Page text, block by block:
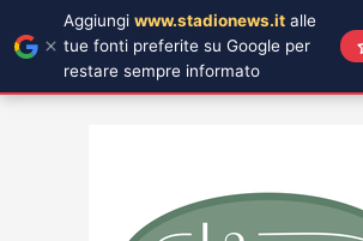
Aggiungi www.stadionews.it alle
tue fonti preferite su Google per
restare sempre informato